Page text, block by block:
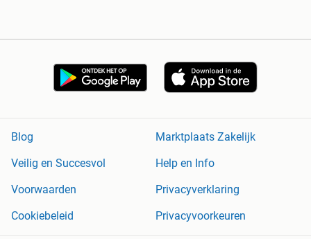
Blog
Marktplaats Zakelijk
Veilig en Succesvol
Help en Info
Voorwaarden
Privacyverklaring
Cookiebeleid
Privacyvoorkeuren